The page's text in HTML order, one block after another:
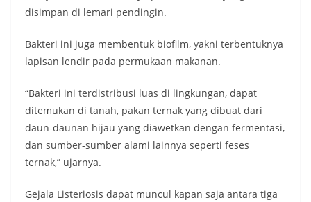
disimpan di lemari pendingin.
Bakteri ini juga membentuk biofilm, yakni terbentuknya
lapisan lendir pada permukaan makanan.
“Bakteri ini terdistribusi luas di lingkungan, dapat
ditemukan di tanah, pakan ternak yang dibuat dari
daun-daunan hijau yang diawetkan dengan fermentasi,
dan sumber-sumber alami lainnya seperti feses
ternak,” ujarnya.
Gejala Listeriosis dapat muncul kapan saja antara tiga